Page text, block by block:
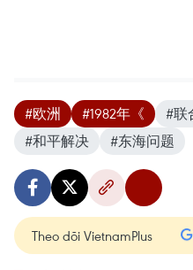
#欧洲 #1982年《
#联
#和平解决
#东海问题
Theo dõi VietnamPlus